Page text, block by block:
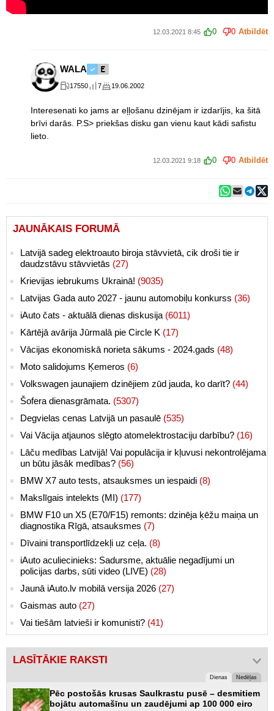
12.03.2021 8:45 0 0 Atbildēt
WALA
17550 7 19.06.2002
Interesenati ko jams ar eļļošanu dzinējam ir izdarījis, ka šitā
brīvi darās. P.S> priekšas disku gan vienu kaut kādi safistu
lieto.
12.03.2021 9:18 0 0 Atbildēt
JAUNĀKAIS FORUMĀ
Latvijā sadeg elektroauto biroja stāvvietā, cik droši tie ir
daudzstāvu stāvvietās (27)
Krievijas iebrukums Ukrainā! (9035)
Latvijas Gada auto 2027 - jaunu automobiļu konkurss (36)
iAuto čats - aktuālā dienas diskusija (6011)
Kārtējā avārija Jūrmalā pie Circle K (17)
Vācijas ekonomiskā norieta sākums - 2024.gads (48)
Moto salidojums Ķemeros (6)
Volkswagen jaunajiem dzinējiem zūd jauda, ko darīt? (44)
Šofera dienasgrāmata. (5307)
Degvielas cenas Latvijā un pasaulē (535)
Vai Vācija atjaunos slēgto atomelektrostaciju darbību? (16)
Lāču medības Latvijā! Vai populācija ir kļuvusi nekontrolējama
un būtu jāsāk medības? (56)
BMW X7 auto tests, atsauksmes un iespaidi (8)
Makslīgais intelekts (MI) (177)
BMW F10 un X5 (E70/F15) remonts: dzinēja ķēžu maiņa un
diagnostika Rīgā, atsauksmes (7)
Dīvaini transportlīdzekļi uz ceļa. (8)
iAuto aculiecinieks: Sadursme, aktuālie negadījumi un
policijas darbs, sūti video (LIVE) (28)
Jaunā iAuto.lv mobilā versija 2026 (27)
Gaismas auto (27)
Vai tiešām latvieši ir komunisti? (41)
LASĪTĀKIE RAKSTI
Dienas Nedēļas
Pēc postošās krusas Saulkrastu pusē – desmitiem
bojātu automašīnu un zaudējumi ap 100 000 eiro